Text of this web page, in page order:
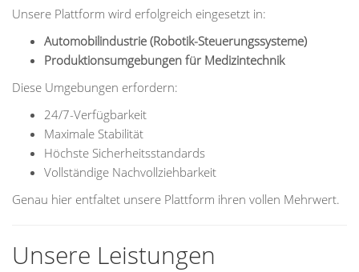
Unsere Plattform wird erfolgreich eingesetzt in:
Automobilindustrie (Robotik-Steuerungssysteme)
Produktionsumgebungen für Medizintechnik
Diese Umgebungen erfordern:
24/7-Verfügbarkeit
Maximale Stabilität
Höchste Sicherheitsstandards
Vollständige Nachvollziehbarkeit
Genau hier entfaltet unsere Plattform ihren vollen Mehrwert.
Unsere Leistungen